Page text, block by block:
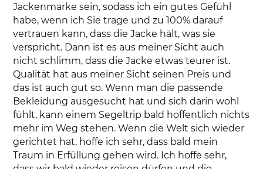
Jackenmarke sein, sodass ich ein gutes Gefühl
habe, wenn ich Sie trage und zu 100% darauf
vertrauen kann, dass die Jacke hält, was sie
verspricht. Dann ist es aus meiner Sicht auch
nicht schlimm, dass die Jacke etwas teurer ist.
Qualität hat aus meiner Sicht seinen Preis und
das ist auch gut so. Wenn man die passende
Bekleidung ausgesucht hat und sich darin wohl
fühlt, kann einem Segeltrip bald hoffentlich nichts
mehr im Weg stehen. Wenn die Welt sich wieder
gerichtet hat, hoffe ich sehr, dass bald mein
Traum in Erfüllung gehen wird. Ich hoffe sehr,